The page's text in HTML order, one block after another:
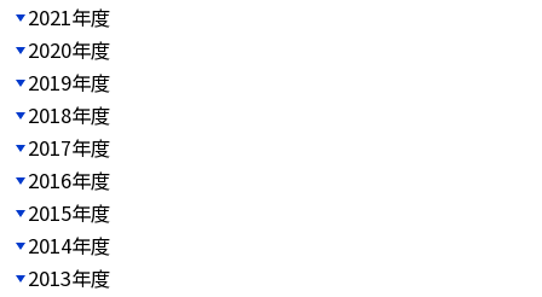
2021年度
2020年度
2019年度
2018年度
2017年度
2016年度
2015年度
2014年度
2013年度